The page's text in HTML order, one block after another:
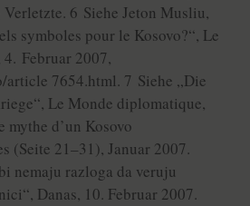
6 Siehe Jeton Musliu,
symboles pour le Kosovo?“, Le
Februar 2007,
7654.html. 7 Siehe „Die
Le Monde diplomatique,
d’un Kosovo
(Seite 21–31), Januar 2007.
nemaju razloga da veruju
Danas, 10. Februar 2007.